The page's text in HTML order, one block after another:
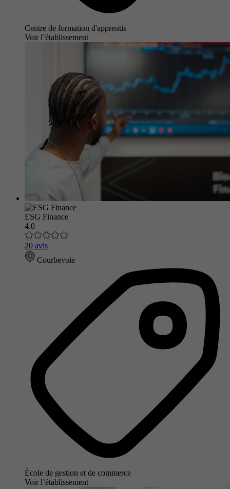
Centre de formation d'apprentis
Voir l’établissement
ESG Finance
4.0
20 avis
Courbevoie
École de gestion et de commerce
Voir l’établissement